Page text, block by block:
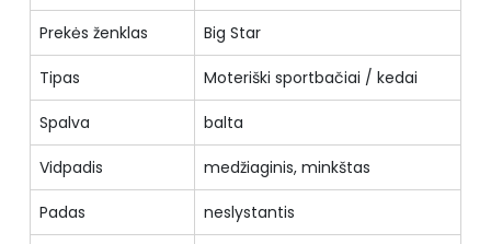
Prekės ženklas Big Star
Tipas Moteriški sportbačiai / kedai
Spalva balta
Vidpadis medžiaginis, minkštas
Padas neslystantis